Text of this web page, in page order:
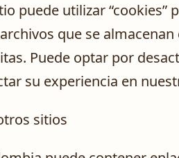
puede utilizar “cookies”
que se
Puede optar por
su experiencia en
sitios